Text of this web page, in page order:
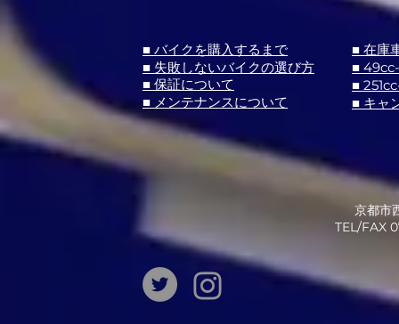
■ バイクを購入するまで
■ 失敗しないバイクの選び方
■ 保証について
■ メンテナンスについて
■ 在庫
■
■
■ キャ
京都市
​TEL/FAX